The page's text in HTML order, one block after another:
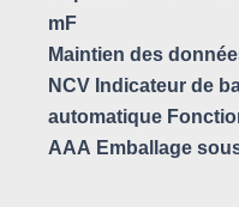
mF
Maintien des
NCV Indicateur de
automatique
AAA Emballage